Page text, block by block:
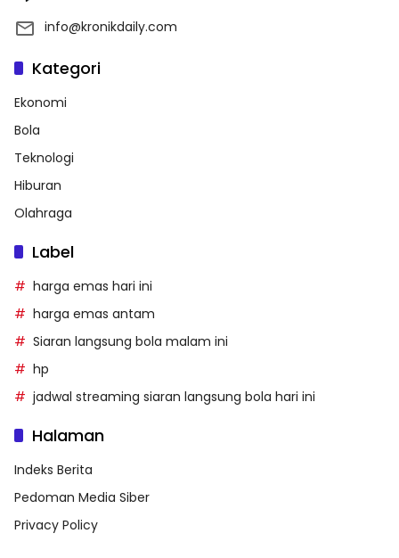
info@kronikdaily.com
Kategori
Ekonomi
Bola
Teknologi
Hiburan
Olahraga
Label
harga emas hari ini
harga emas antam
Siaran langsung bola malam ini
hp
jadwal streaming siaran langsung bola hari ini
Halaman
Indeks Berita
Pedoman Media Siber
Privacy Policy